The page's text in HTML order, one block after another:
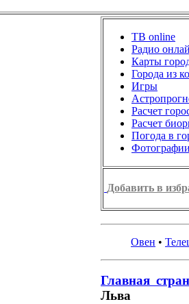
ТВ online
Радио
Карты
Города из
Игры
Расчет
Расчет
Погода в
Фотографии
Добавить в
Овен •
Главная
Льва